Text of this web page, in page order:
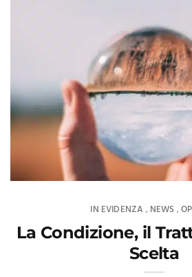
IN EVIDENZA , NEWS ,
La Condizione, il
Scelta